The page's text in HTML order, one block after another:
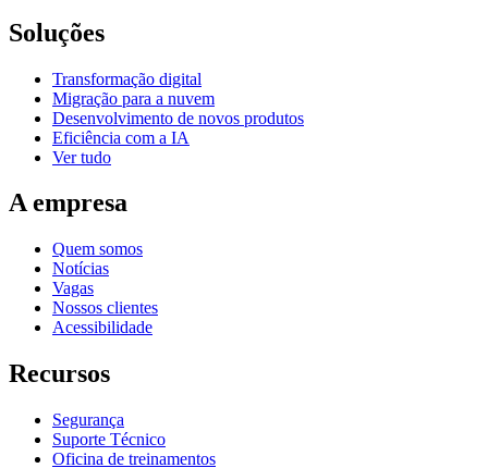
Soluções
Transformação digital
Migração para a nuvem
Desenvolvimento de novos produtos
Eficiência com a IA
Ver tudo
A empresa
Quem somos
Notícias
Vagas
Nossos clientes
Acessibilidade
Recursos
Segurança
Suporte Técnico
Oficina de treinamentos